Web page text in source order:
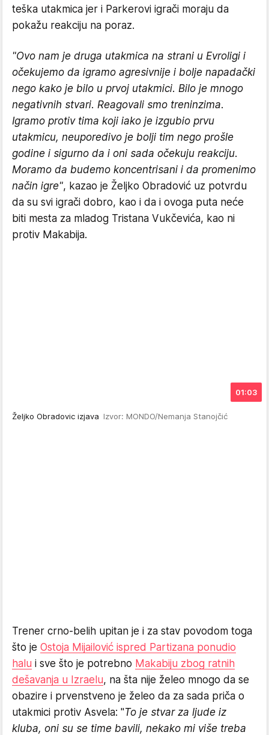
teška utakmica jer i Parkerovi igrači moraju da
pokažu reakciju na poraz.
"Ovo nam je druga utakmica na strani u Evroligi i
očekujemo da igramo agresivnije i bolje napadački
nego kako je bilo u prvoj utakmici. Bilo je mnogo
negativnih stvari. Reagovali smo treninzima.
Igramo protiv tima koji iako je izgubio prvu
utakmicu, neuporedivo je bolji tim nego prošle
godine i sigurno da i oni sada očekuju reakciju.
Moramo da budemo koncentrisani i da promenimo
način igre", kazao je Željko Obradović uz potvrdu
da su svi igrači dobro, kao i da i ovoga puta neće
biti mesta za mladog Tristana Vukčevića, kao ni
protiv Makabija.
01:03
Željko Obradovic izjava Izvor: MONDO/Nemanja Stanojčić
Trener crno-belih upitan je i za stav povodom toga
što je Ostoja Mijailović ispred Partizana ponudio
halu i sve što je potrebno Makabiju zbog ratnih
dešavanja u Izraelu, na šta nije želeo mnogo da se
obazire i prvenstveno je želeo da za sada priča o
utakmici protiv Asvela: "To je stvar za ljude iz
kluba, oni su se time bavili, nekako mi više treba